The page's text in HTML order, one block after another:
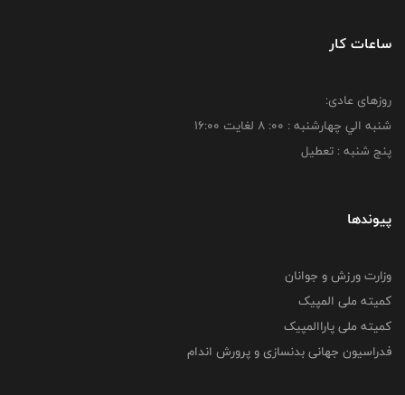
ساعات کار
روزهای عادی:
شنبه الي چهارشنبه : 00: 8 لغايت 16:00
پنج شنبه : تعطیل
پیوندها
وزارت ورزش و جوانان
کمیته ملی المپیک
کمیته ملی پاراالمپیک
فدراسیون جهانی بدنسازی و پرورش اندام